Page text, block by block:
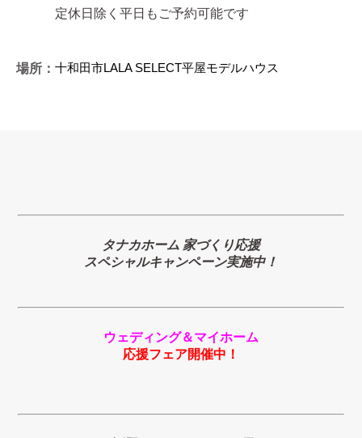
定休日除く平日もご予約可能です
場所： 十和田市LALA SELECT平屋モデルハウス
タナカホーム 家づくり応援
スペシャルキャンペーン実施中！
ウェディング＆マイホーム
応援フェア開催中！